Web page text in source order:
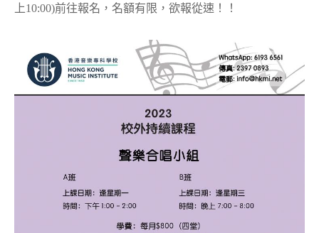
上10:00)前往報名，名額有限，欲報從速！！